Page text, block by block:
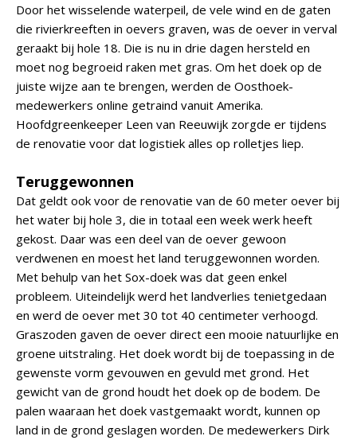
Door het wisselende waterpeil, de vele wind en de gaten
die rivierkreeften in oevers graven, was de oever in verval
geraakt bij hole 18. Die is nu in drie dagen hersteld en
moet nog begroeid raken met gras. Om het doek op de
juiste wijze aan te brengen, werden de Oosthoek-
medewerkers online getraind vanuit Amerika.
Hoofdgreenkeeper Leen van Reeuwijk zorgde er tijdens
de renovatie voor dat logistiek alles op rolletjes liep.
Teruggewonnen
Dat geldt ook voor de renovatie van de 60 meter oever bij
het water bij hole 3, die in totaal een week werk heeft
gekost. Daar was een deel van de oever gewoon
verdwenen en moest het land teruggewonnen worden.
Met behulp van het Sox-doek was dat geen enkel
probleem. Uiteindelijk werd het landverlies tenietgedaan
en werd de oever met 30 tot 40 centimeter verhoogd.
Graszoden gaven de oever direct een mooie natuurlijke en
groene uitstraling. Het doek wordt bij de toepassing in de
gewenste vorm gevouwen en gevuld met grond. Het
gewicht van de grond houdt het doek op de bodem. De
palen waaraan het doek vastgemaakt wordt, kunnen op
land in de grond geslagen worden. De medewerkers Dirk